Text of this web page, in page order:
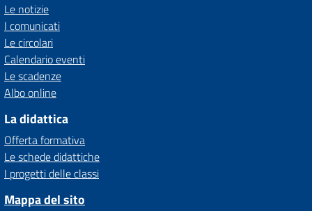
Le notizie
I comunicati
Le circolari
Calendario eventi
Le scadenze
Albo online
La didattica
Offerta formativa
Le schede didattiche
I progetti delle classi
Mappa del sito